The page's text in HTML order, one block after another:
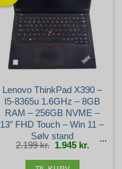
Lenovo ThinkPad X390 –
I5-8365u 1.6GHz – 8GB
RAM – 256GB NVME –
13″ FHD Touch – Win 11 –
Sølv stand
2.199kr. Den
oprindelige
pris
1.945 kr. Den
aktuelle
pris